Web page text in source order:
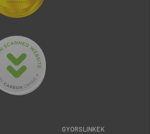
GYORSLINKEK